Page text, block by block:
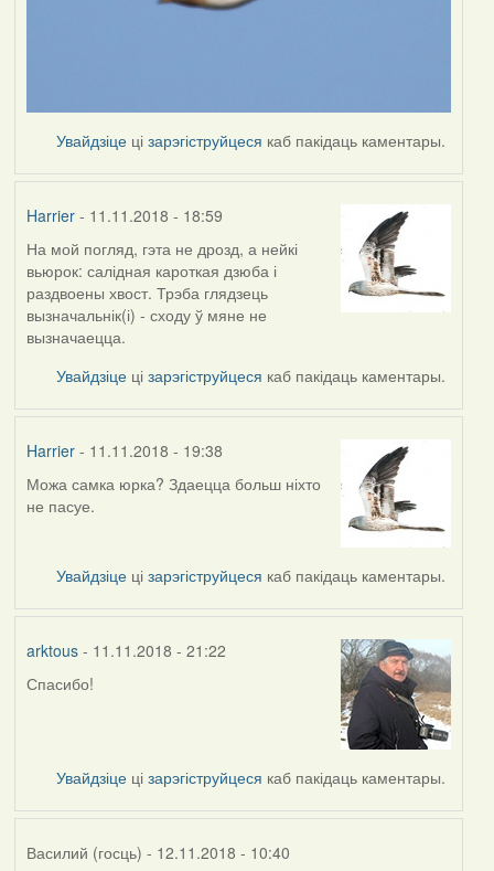
Увайдзіце цізарэгіструйцеся каб пакідаць каментары.
Harrier- 11.11.2018 - 18:59
In
reply
to
by
arktous
На мой погляд, гэта не дрозд, а нейкі
вьюрок: салідная кароткая дзюба і
раздвоены хвост. Трэба глядзець
вызначальнік(і) - сходу ў мяне не
вызначаецца.
Увайдзіце цізарэгіструйцеся каб пакідаць каментары.
Harrier- 11.11.2018 - 19:38
In
reply
Harrier
Можа самка юрка? Здаецца больш ніхто
не пасуе.
Увайдзіце цізарэгіструйцеся каб пакідаць каментары.
arktous- 11.11.2018 - 21:22
In
Harrier
Спасибо!
Увайдзіце цізарэгіструйцеся каб пакідаць каментары.
Василий (госць) - 12.11.2018 - 10:40